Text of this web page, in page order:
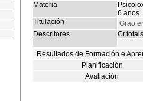
Materia
6 anos
Titulación
Grao
Descritores
Cr.totais
Resultados de Formación e
Planificación
Avaliación